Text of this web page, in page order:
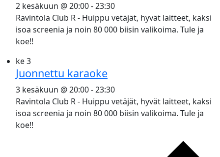
2 kesäkuun @ 20:00-23:30
Ravintola Club R - Huippu vetäjät, hyvät laitteet, kaksi
isoa screenia ja noin 80 000 biisin valikoima. Tule ja
koe!!
ke3
Juonnettu karaoke
3 kesäkuun @ 20:00-23:30
Ravintola Club R - Huippu vetäjät, hyvät laitteet, kaksi
isoa screenia ja noin 80 000 biisin valikoima. Tule ja
koe!!